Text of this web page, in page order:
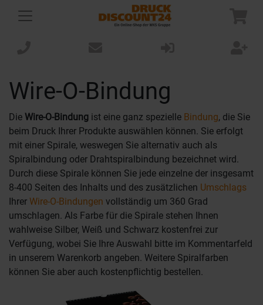
Wire-O-Bindung
Die Wire-O-Bindung ist eine ganz spezielle Bindung, die Sie
beim Druck Ihrer Produkte auswählen können. Sie erfolgt
mit einer Spirale, weswegen Sie alternativ auch als
Spiralbindung oder Drahtspiralbindung bezeichnet wird.
Durch diese Spirale können Sie jede einzelne der insgesamt
8-400 Seiten des Inhalts und des zusätzlichen Umschlags
Ihrer Wire-O-Bindungen vollständig um 360 Grad
umschlagen. Als Farbe für die Spirale stehen Ihnen
wahlweise Silber, Weiß und Schwarz kostenfrei zur
Verfügung, wobei Sie Ihre Auswahl bitte im Kommentarfeld
in unserem Warenkorb angeben. Weitere Spiralfarben
können Sie aber auch kostenpflichtig bestellen.